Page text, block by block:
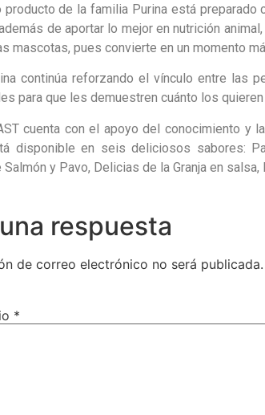
producto de la familia Purina está
de aportar lo mejor en nutrición
mascotas, pues convierte en un momento
continúa reforzando el vínculo entre las
para que les demuestren cuánto los
cuenta con el apoyo del conocimiento y
disponible en seis deliciosos sabores:
y Pavo, Delicias de la Granja en
respuesta
de correo electrónico no será publicada.
*